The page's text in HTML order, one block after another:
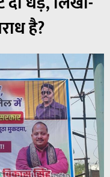
है?